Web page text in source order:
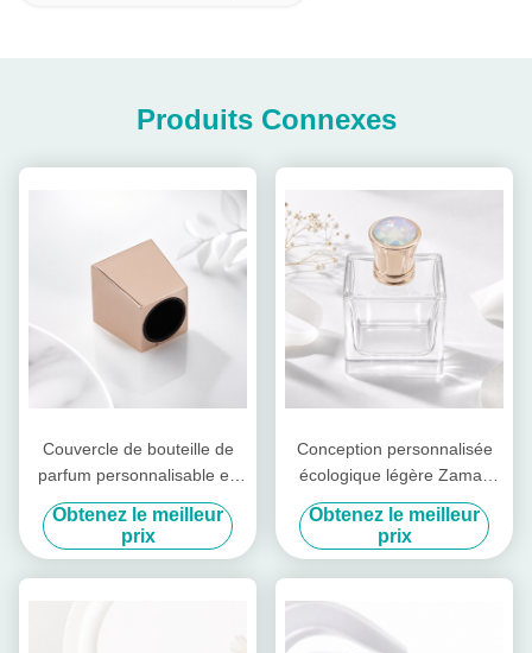
Produits Connexes
Couvercle de bouteille de
parfum personnalisable en
alliage de zinc de couleur
dorée et couvercle de
parfum Zamak pour les
parfums de luxe
Obtenez le meilleur
prix
Conception personnalisée
écologique légère Zamak
bouchon de bouteille de
parfum avec accent de
pierre
Obtenez le meilleur
prix